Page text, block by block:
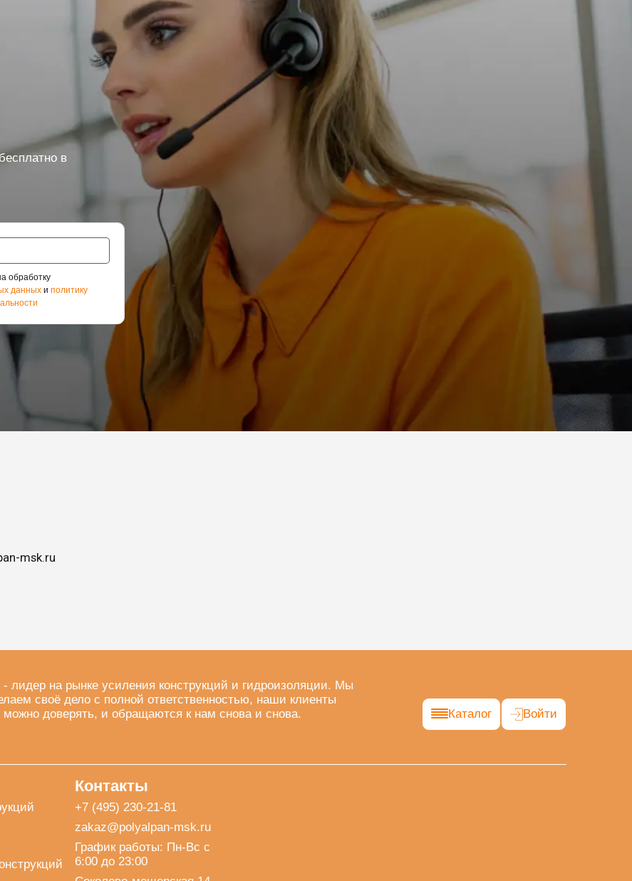
в
обработку
данныхи политику
msk.ru
лидер на рынке усиления конструкций и гидроизоляции. Мы
своё дело с полной ответственностью, наши клиенты
доверять, и обращаются к нам снова и снова.
Каталог Войти
Контакты
+7 (495) 230-21-81
zakaz@polyalpan-msk.ru
График работы: Пн-Вс с
6:00 до 23:00